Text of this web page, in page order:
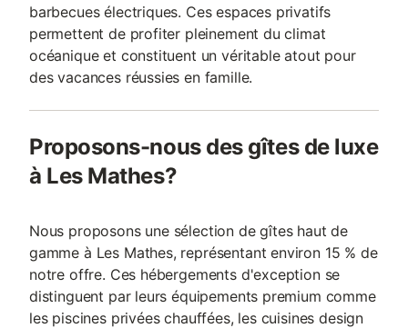
barbecues électriques. Ces espaces privatifs
permettent de profiter pleinement du climat
océanique et constituent un véritable atout pour
des vacances réussies en famille.
Proposons-nous des gîtes de luxe
à Les Mathes?
Nous proposons une sélection de gîtes haut de
gamme à Les Mathes, représentant environ 15 % de
notre offre. Ces hébergements d'exception se
distinguent par leurs équipements premium comme
les piscines privées chauffées, les cuisines design